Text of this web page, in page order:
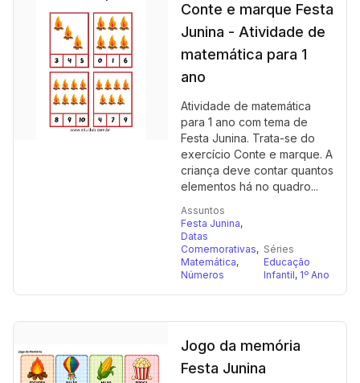
Conte e marque Festa
Junina - Atividade de
matemática para 1
ano
Atividade de matemática
para 1 ano com tema de
Festa Junina. Trata-se do
exercício Conte e marque. A
criança deve contar quantos
elementos há no quadro...
Assuntos
Festa Junina,
Datas
Comemorativas,
Matemática,
Números
Séries
Educação
Infantil, 1º Ano
Jogo da memória
Festa Junina